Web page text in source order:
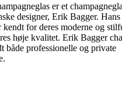
er et
designer, Erik Bagger. Hans
kendt for deres moderne og
høje kvalitet. Erik Bagger
både professionelle og private